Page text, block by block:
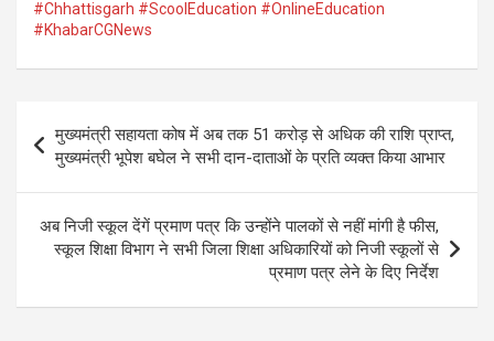
k
p
#Chhattisgarh #ScoolEducation #OnlineEducation
#KhabarCGNews
navigation
मुख्यमंत्री सहायता कोष में अब तक 51 करोड़ से अधिक की राशि प्राप्त,
मुख्यमंत्री भूपेश बघेल ने सभी दान-दाताओं के प्रति व्यक्त किया आभार
अब निजी स्कूल देंगें प्रमाण पत्र कि उन्होंने पालकों से नहीं मांगी है फीस,
स्कूल शिक्षा विभाग ने सभी जिला शिक्षा अधिकारियों को निजी स्कूलों से
प्रमाण पत्र लेने के दिए निर्देश